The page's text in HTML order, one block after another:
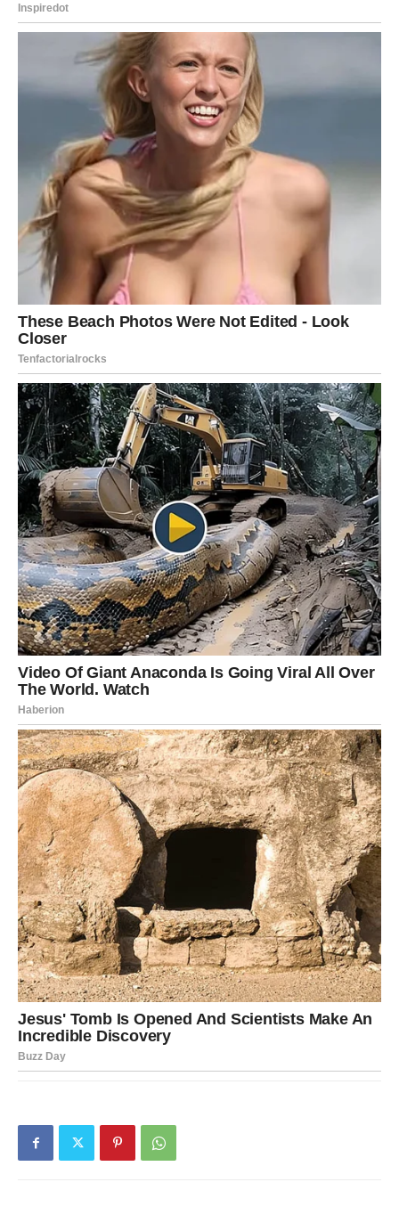
Ako si u vezi, partner želi tvoju pažnju i potvrdu. Jarac
često misli da se ljubav podrazumeva, ali danas je dan da
se pokaže. Jedna rečenica, jedan gest, jedan plan – može
vratiti toplinu.
Ako si slobodan, neko stabilan ti se približava. Ali ti
možda misliš da nemaš vremena za ljubav. Zvezde ti
poručuju: ljubav ne traži vreme – ona ga stvara.Ljubavna
poruka dana:Ne moraš da budeš jak stalno. Dozvoli sebi
nežnost.
VODOLIJA – NEKO TE RAZUME
VIŠE NEGO ŠTO MISLIŠ
Vodolija danas iznenađuje i sebe. Otvorenija si nego
inače. Spremnija na razgovor. Spremnija da priznaš šta
osećaš.
Ako si u vezi, subota donosi potrebu da se osveži odnos.
Da se razgovara o granicama, željama i planovima.
Vodolija ne voli rutinu, ali danas shvata da bliskost može
biti uzbudljiva kada je iskrena.
Ako si slobodan, može se pojaviti osoba koja ti “legne”
mentalno. Neko ko te razume, prati tvoje misli, i ne traži
da se menjaš. To je najvažnije.
Ljubavna poruka dana:Ne beži od nečega što ti donosi
mir.
RIBE – ROMANTIKA,
NOSTALGIJA I MEKA LJUBAV
Ribe danas osećaju romantiku, ali i nostalgiju. Možda se
setiš nekoga, možda ti srce poželi nešto što je bilo. Ali
zvezde ti danas donose priliku da razlikuješ: šta je
prošlost, a šta je sudbina.
Ako si u vezi, subota donosi nežnost, bliskost, romantičan
trenutak. Ribe danas mogu obnoviti ljubav kroz emociju,
razgovor i toplinu.
Ako si slobodan, moguć je susret koji deluje kao da je
“poslat”. Ali nemoj idealizovati. Daj šansu, ali čuvaj
granice.
kada je zamišljena.